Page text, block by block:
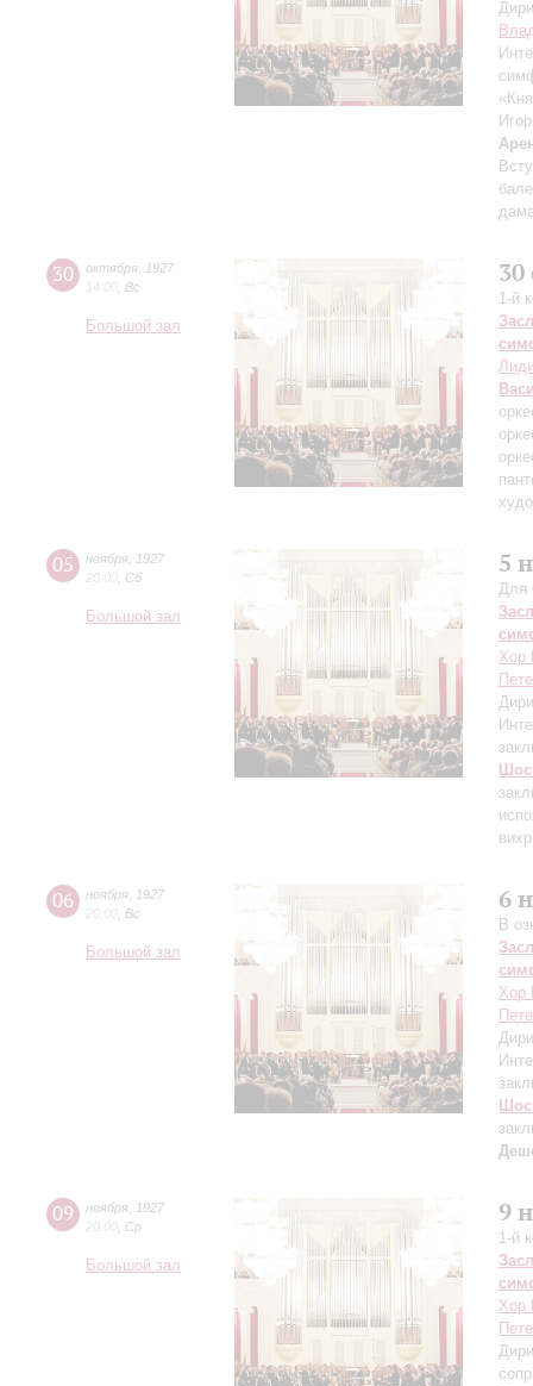
30 октября
1927
14:00 Вс
Большой зал
30
1-й
05 ноября
1927
20:00 Сб
Большой зал
5
Для
Хор
06 ноября
1927
20:00 Вс
Большой зал
6
В
Хор
09 ноября
1927
20:00 Ср
Большой зал
9
1-й
Хор